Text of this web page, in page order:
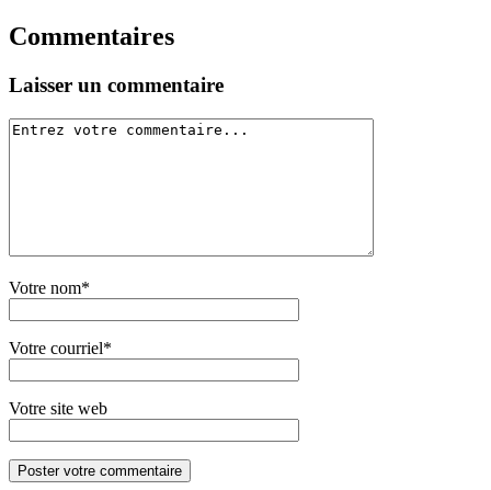
Commentaires
Laisser un commentaire
Votre nom*
Votre courriel*
Votre site web